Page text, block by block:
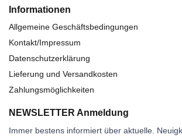
Informationen
Allgemeine Geschäftsbedingungen
Kontakt/Impressum
Datenschutzerklärung
Lieferung und Versandkosten
Zahlungsmöglichkeiten
NEWSLETTER Anmeldung
Immer bestens informiert über aktuelle.